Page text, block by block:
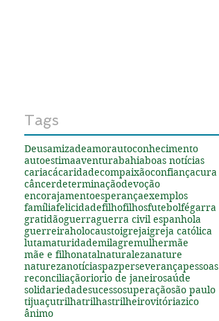
Tags
Deusamizadeamorautoconhecimento
autoestimaaventurabahiaboas notícias
cariacácaridadecompaixãoconfiançacura
câncerdeterminaçãodevoção
encorajamentoesperançaexemplos
famíliafelicidadefilhofilhosfutebolfégarra
gratidãoguerraguerra civil espanhola
guerreiraholocaustoigrejaigreja católica
lutamaturidademilagremulhermãe
mãe e filhonatalnaturalezanature
naturezanotíciaspazperseverançapessoas
reconciliaçãoriorio de janeirosaúde
solidariedadesucessosuperaçãosão paulo
tijuaçutrilhatrilhastrilheirovitóriazico
ânimo